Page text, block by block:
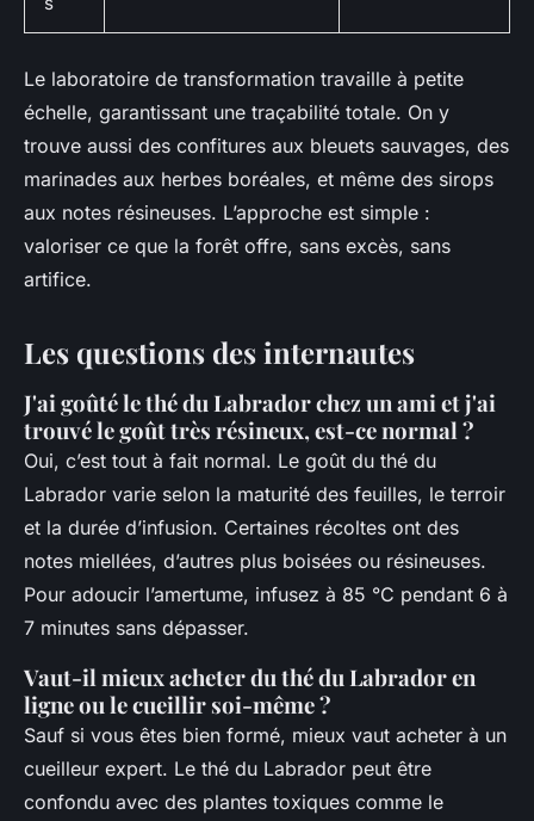
Le laboratoire de transformation travaille à petite
échelle, garantissant une traçabilité totale. On y
trouve aussi des confitures aux bleuets sauvages, des
marinades aux herbes boréales, et même des sirops
aux notes résineuses. L’approche est simple :
valoriser ce que la forêt offre, sans excès, sans
artifice.
Les questions des internautes
J'ai goûté le thé du Labrador chez un ami et j'ai
trouvé le goût très résineux, est-ce normal ?
Oui, c’est tout à fait normal. Le goût du thé du
Labrador varie selon la maturité des feuilles, le terroir
et la durée d’infusion. Certaines récoltes ont des
notes miellées, d’autres plus boisées ou résineuses.
Pour adoucir l’amertume, infusez à 85 °C pendant 6 à
7 minutes sans dépasser.
Vaut-il mieux acheter du thé du Labrador en
ligne ou le cueillir soi-même ?
Sauf si vous êtes bien formé, mieux vaut acheter à un
cueilleur expert. Le thé du Labrador peut être
confondu avec des plantes toxiques comme le